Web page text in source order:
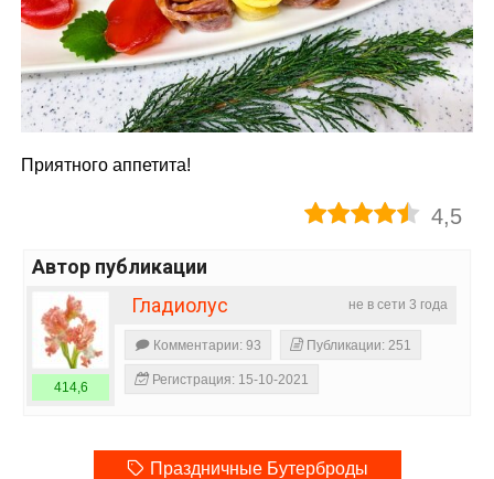
Приятного аппетита!
4,5
Автор публикации
не в сети 3 года
Гладиолус
414,6
Комментарии: 93 Публикации: 251
Регистрация: 15-10-2021
Праздничные Бутерброды